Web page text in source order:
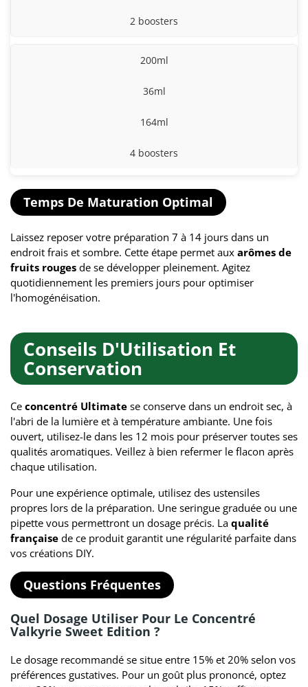
2 boosters
200ml
36ml
164ml
4 boosters
Temps De Maturation Optimal
Laissez reposer votre préparation 7 à 14 jours dans un
endroit frais et sombre. Cette étape permet aux arômes de
fruits rouges de se développer pleinement. Agitez
quotidiennement les premiers jours pour optimiser
l'homogénéisation.
Conseils D'Utilisation Et
Conservation
Ce concentré Ultimate se conserve dans un endroit sec, à
l'abri de la lumière et à température ambiante. Une fois
ouvert, utilisez-le dans les 12 mois pour préserver toutes ses
qualités aromatiques. Veillez à bien refermer le flacon après
chaque utilisation.
Pour une expérience optimale, utilisez des ustensiles
propres lors de la préparation. Une seringue graduée ou une
pipette vous permettront un dosage précis. La qualité
française de ce produit garantit une régularité parfaite dans
vos créations DIY.
Questions Fréquentes
Quel Dosage Utiliser Pour Le Concentré
Valkyrie Sweet Edition ?
Le dosage recommandé se situe entre 15% et 20% selon vos
préférences gustatives. Pour un goût plus prononcé, optez